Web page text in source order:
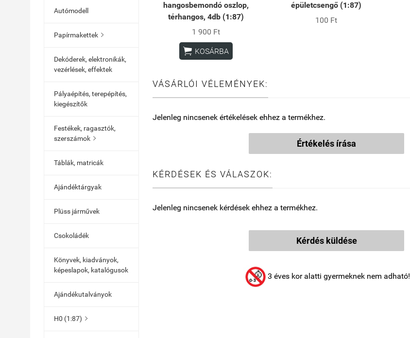
Autómodell
Papírmakettek 
Dekóderek, elektronikák,
vezérlések, effektek
Pályaépítés, terepépítés,
kiegészítők
Festékek, ragasztók,
szerszámok 
Táblák, matricák
Ajándéktárgyak
Plüss járművek
Csokoládék
Könyvek, kiadványok,
képeslapok, katalógusok
Ajándékutalványok
H0 (1:87) 
hangosbemondó oszlop,
térhangos, 4db (1:87)
1 900 Ft
 KOSÁRBA
épületcsengő (1:87)
100 Ft
VÁSÁRLÓI VÉLEMÉNYEK:
Jelenleg nincsenek értékelések ehhez a termékhez.
Értékelés írása
KÉRDÉSEK ÉS VÁLASZOK:
Jelenleg nincsenek kérdések ehhez a termékhez.
Kérdés küldése
3 éves kor alatti gyermeknek nem adható!